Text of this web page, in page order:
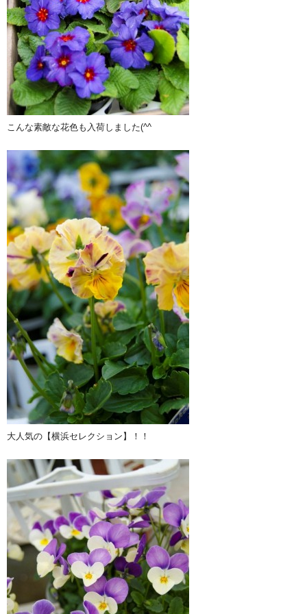
こんな素敵な花色も入荷しました(^^ゞ
大人気の【横浜セレクション】！！